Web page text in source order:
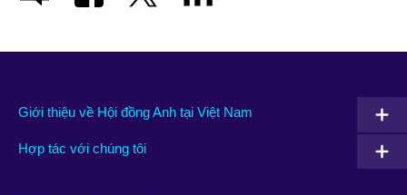
Giới thiệu về Hội đồng Anh tại Việt Nam
Hợp tác với chúng tôi